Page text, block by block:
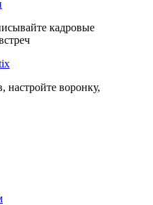
кадровые
настройте воронку,